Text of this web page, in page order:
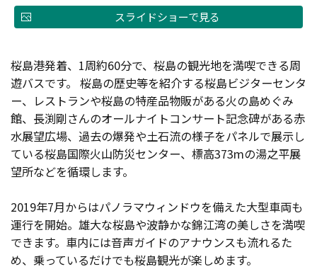
スライドショーで見る
桜島港発着、1周約60分で、桜島の観光地を満喫できる周
遊バスです。 桜島の歴史等を紹介する桜島ビジターセンタ
ー、レストランや桜島の特産品物販がある火の島めぐみ
館、長渕剛さんのオールナイトコンサート記念碑がある赤
水展望広場、過去の爆発や土石流の様子をパネルで展示し
ている桜島国際火山防災センター、標高373mの湯之平展
望所などを循環します。
2019年7月からはパノラマウィンドウを備えた大型車両も
運行を開始。雄大な桜島や波静かな錦江湾の美しさを満喫
できます。車内には音声ガイドのアナウンスも流れるた
め、乗っているだけでも桜島観光が楽しめます。